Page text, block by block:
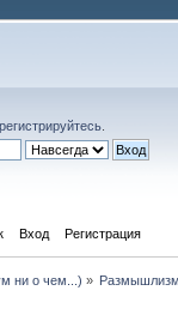
Вход Регистрация
ни о чем...) »